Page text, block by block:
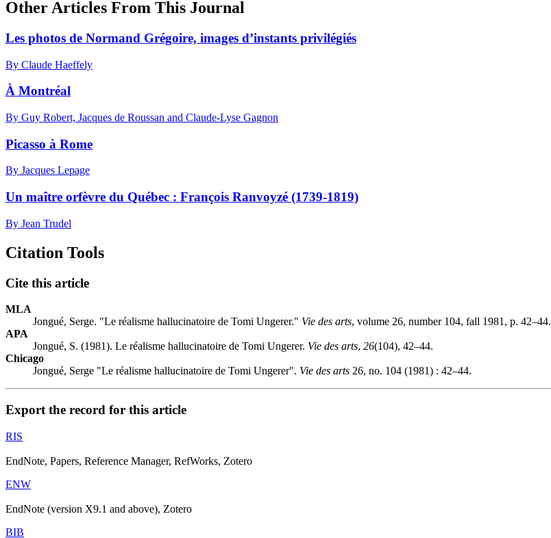
Other Articles From This Journal
Les photos de Normand Grégoire, images d’instants privilégiés
By Claude Haeffely
À Montréal
By Guy Robert, Jacques de Roussan and Claude-Lyse Gagnon
Picasso à Rome
By Jacques Lepage
Un maître orfèvre du Québec : François Ranvoyzé (1739-1819)
By Jean Trudel
Citation Tools
Cite this article
MLA
Jongué, Serge. "Le réalisme hallucinatoire de Tomi Ungerer." Vie des arts, volume 26, number 104, fall 1981, p. 42–44.
APA
Jongué, S. (1981). Le réalisme hallucinatoire de Tomi Ungerer. Vie des arts, 26(104), 42–44.
Chicago
Jongué, Serge "Le réalisme hallucinatoire de Tomi Ungerer". Vie des arts 26, no. 104 (1981) : 42–44.
Export the record for this article
RIS
EndNote, Papers, Reference Manager, RefWorks, Zotero
ENW
EndNote (version X9.1 and above), Zotero
BIB